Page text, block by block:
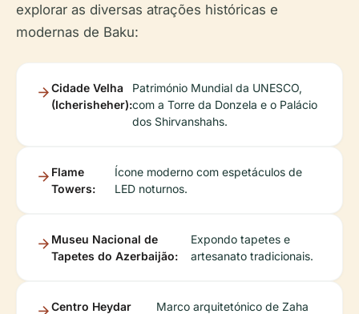
explorar as diversas atrações históricas e
modernas de Baku:
Cidade Velha
(Icherisheher):
Património Mundial da UNESCO,
com a Torre da Donzela e o Palácio
dos Shirvanshahs.
Flame
Towers:
Ícone moderno com espetáculos de
LED noturnos.
Museu Nacional de
Tapetes do Azerbaijão:
Expondo tapetes e
artesanato tradicionais.
Centro Heydar
Marco arquitetónico de Zaha